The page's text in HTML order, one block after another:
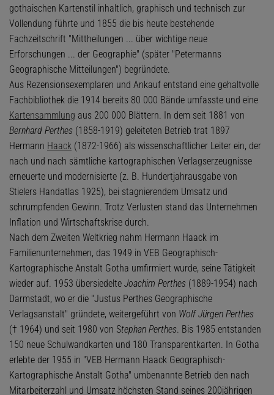
gothaischen Kartenstil inhaltlich, graphisch und technisch zur
Vollendung führte und 1855 die bis heute bestehende
Fachzeitschrift "Mittheilungen ... über wichtige neue
Erforschungen ... der Geographie" (später "Petermanns
Geographische Mitteilungen") begründete.
Aus Rezensionsexemplaren und Ankauf entstand eine gehaltvolle
Fachbibliothek die 1914 bereits 80 000 Bände umfasste und eine
Kartensammlung aus 200 000 Blättern. In dem seit 1881 von
Bernhard Perthes (1858-1919) geleiteten Betrieb trat 1897
Hermann Haack (1872-1966) als wissenschaftlicher Leiter ein, der
nach und nach sämtliche kartographischen Verlagserzeugnisse
erneuerte und modernisierte (z. B. Hundertjahrausgabe von
Stielers Handatlas 1925), bei stagnierendem Umsatz und
schrumpfenden Gewinn. Trotz Verlusten stand das Unternehmen
Inflation und Wirtschaftskrise durch.
Nach dem Zweiten Weltkrieg nahm Hermann Haack im
Familienunternehmen, das 1949 in VEB Geographisch-
Kartographische Anstalt Gotha umfirmiert wurde, seine Tätigkeit
wieder auf. 1953 übersiedelte Joachim Perthes (1889-1954) nach
Darmstadt, wo er die "Justus Perthes Geographische
Verlagsanstalt" gründete, weitergeführt von Wolf Jürgen Perthes
(† 1964) und seit 1980 von Stephan Perthes. Bis 1985 entstanden
150 neue Schulwandkarten und 180 Transparentkarten. In Gotha
erlebte der 1955 in "VEB Hermann Haack Geographisch-
Kartographische Anstalt Gotha" umbenannte Betrieb den nach
Mitarbeiterzahl und Umsatz höchsten Stand seines 200jährigen